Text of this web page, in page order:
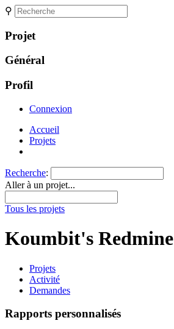
⚲
Projet
Général
Profil
Connexion
Accueil
Projets
Recherche:
Aller à un projet...
Tous les projets
Koumbit's Redmine
Projets
Activité
Demandes
Rapports personnalisés